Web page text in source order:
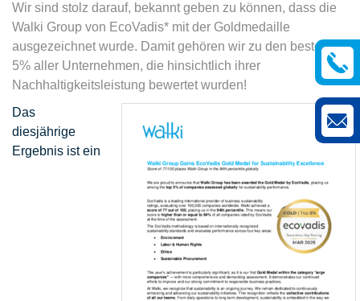
Wir sind stolz darauf, bekannt geben zu können, dass die
Walki Group von EcoVadis* mit der Goldmedaille
ausgezeichnet wurde. Damit gehören wir zu den besten
5% aller Unternehmen, die hinsichtlich ihrer
Nachhaltigkeitsleistung bewertet wurden!
Das
diesjährige
Ergebnis ist ein